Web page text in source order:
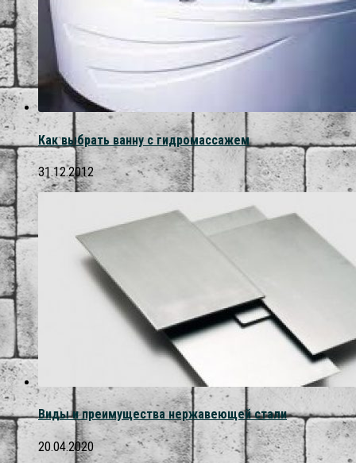
Как выбрать ванну с гидромассажем
31.12.2012
Виды и преимущества нержавеющей стали
20.04.2020